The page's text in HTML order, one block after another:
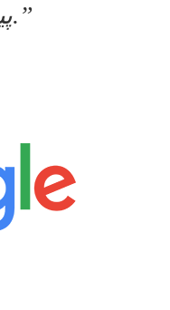
پیش فرض امن باشد.